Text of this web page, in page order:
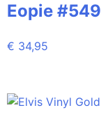
Eopie #549
€ 34,95